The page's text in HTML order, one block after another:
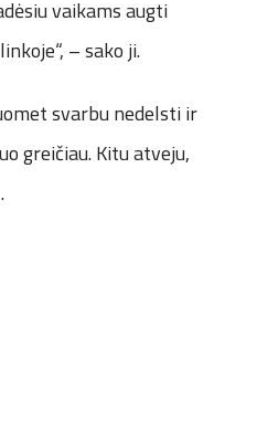
vaikams augti
– sako ji.
svarbu nedelsti ir
greičiau. Kitu atveju,